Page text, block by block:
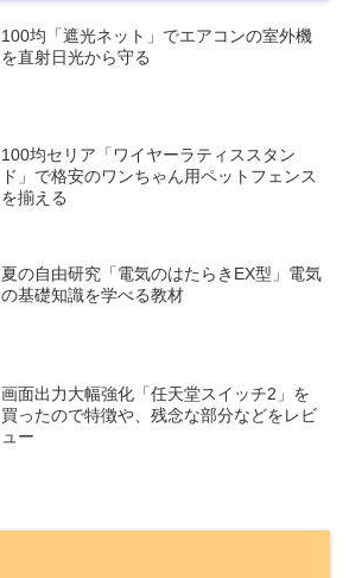
100均「遮光ネット」でエアコンの室外機
を直射日光から守る
100均セリア「ワイヤーラティススタン
ド」で格安のワンちゃん用ペットフェンス
を揃える
夏の自由研究「電気のはたらきEX型」電気
の基礎知識を学べる教材
画面出力大幅強化「任天堂スイッチ2」を
買ったので特徴や、残念な部分などをレビ
ュー